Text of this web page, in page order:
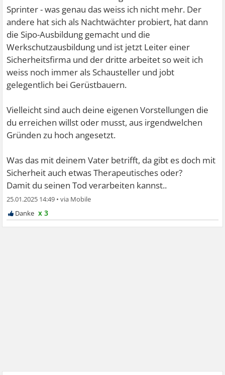
Sprinter - was genau das weiss ich nicht mehr. Der
andere hat sich als Nachtwächter probiert, hat dann
die Sipo-Ausbildung gemacht und die
Werkschutzausbildung und ist jetzt Leiter einer
Sicherheitsfirma und der dritte arbeitet so weit ich
weiss noch immer als Schausteller und jobt
gelegentlich bei Gerüstbauern.
Vielleicht sind auch deine eigenen Vorstellungen die
du erreichen willst oder musst, aus irgendwelchen
Gründen zu hoch angesetzt.
Was das mit deinem Vater betrifft, da gibt es doch mit
Sicherheit auch etwas Therapeutisches oder?
Damit du seinen Tod verarbeiten kannst..
25.01.2025 14:49 •
x 3